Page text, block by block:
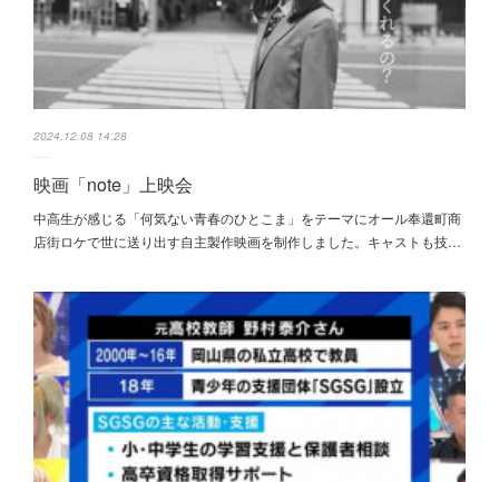
2024.12.08 14:28
映画「note」上映会
中高生が感じる「何気ない青春のひとこま」をテーマにオール奉還町商
店街ロケで世に送り出す自主製作映画を制作しました。キャストも技…